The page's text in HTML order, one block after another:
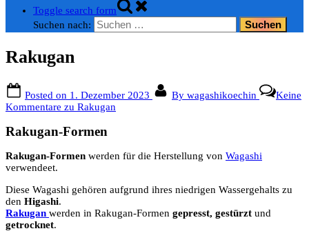
Toggle search form
Suchen nach:
Rakugan
Posted on 1. Dezember 2023 By wagashikoechin
Keine
Kommentare zu Rakugan
Rakugan-Formen
Rakugan-Formen werden für die Herstellung von Wagashi
verwendeet.
Diese Wagashi gehören aufgrund ihres niedrigen Wassergehalts zu
den Higashi.
Rakugan werden in Rakugan-Formen gepresst, gestürzt und
getrocknet.